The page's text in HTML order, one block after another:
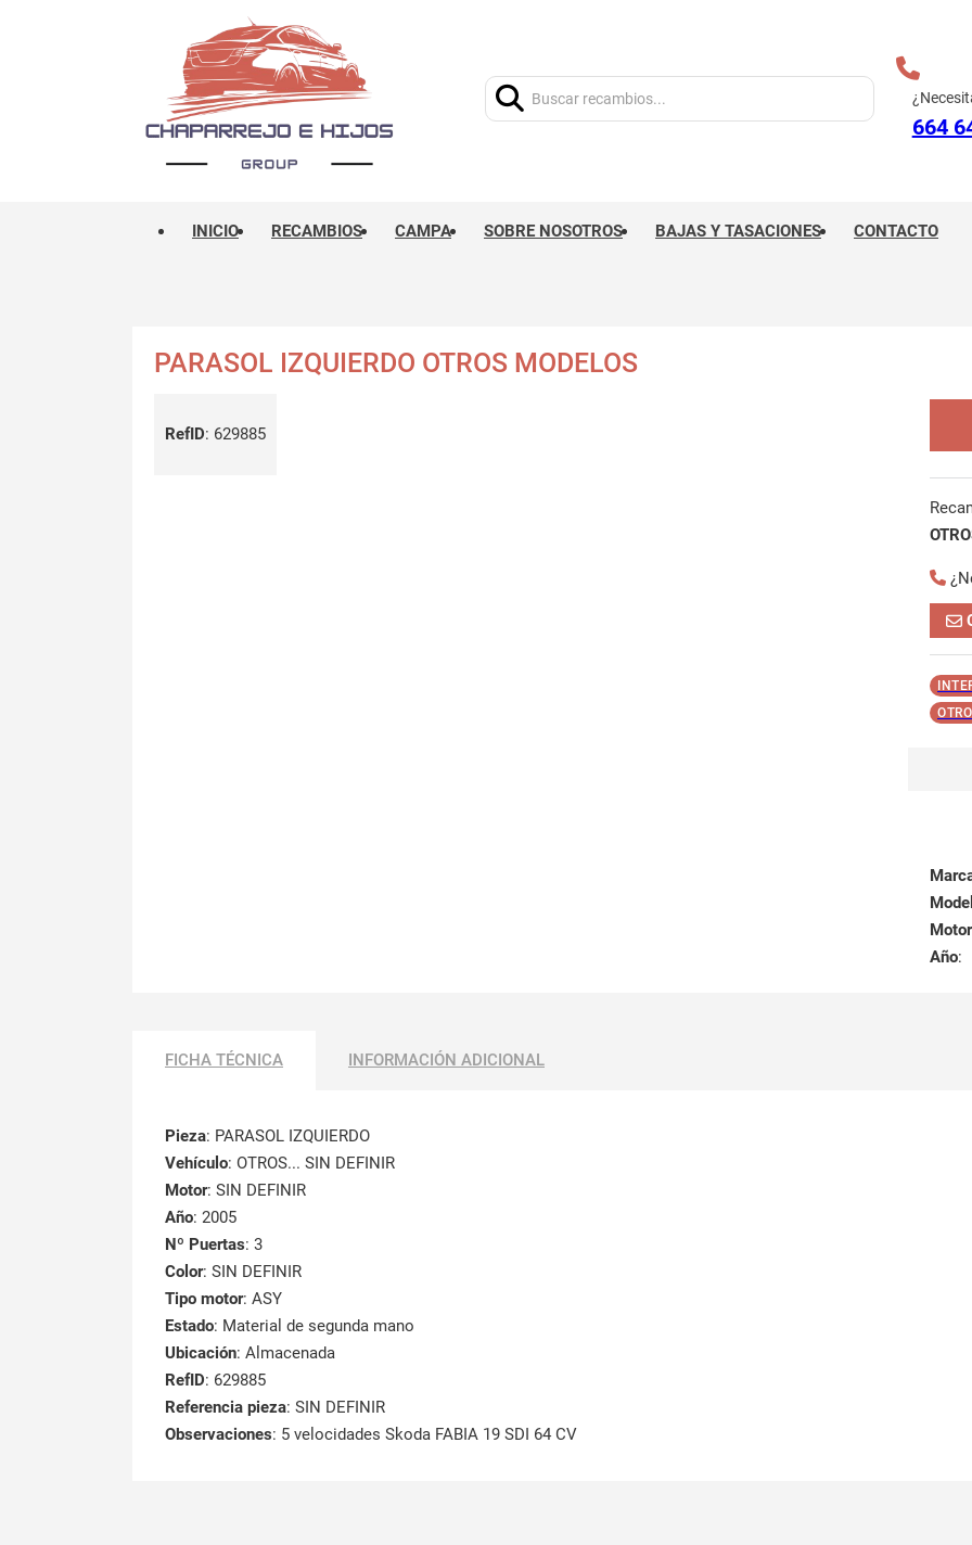
664
INICIO RECAMBIOS CAMPA SOBRE NOSOTROS BAJAS Y TASACIONES CONTACTO
PARASOL IZQUIERDO OTROS MODELOS
RefID: 629885
Motor
Año:
FICHA TÉCNICA INFORMACIÓN ADICIONAL
Pieza: PARASOL IZQUIERDO
Vehículo: OTROS... SIN DEFINIR
Motor: SIN DEFINIR
Año: 2005
Nº Puertas: 3
Color: SIN DEFINIR
Tipo motor: ASY
Estado: Material de segunda mano
Ubicación: Almacenada
RefID: 629885
Referencia pieza: SIN DEFINIR
Observaciones: 5 velocidades Skoda FABIA 19 SDI 64 CV